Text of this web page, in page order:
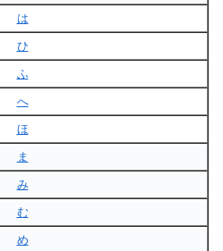
は
ひ
ふ
へ
ほ
ま
み
む
め